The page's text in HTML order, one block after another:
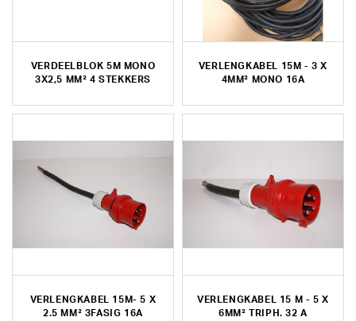
VERDEELBLOK 5M MONO
3X2,5 MM² 4 STEKKERS
VERLENGKABEL 15M - 3 X
4MM² MONO 16A
VERLENGKABEL 15M- 5 X
2.5 MM² 3FASIG 16A
VERLENGKABEL 15 M - 5 X
6MM² TRIPH. 32 A